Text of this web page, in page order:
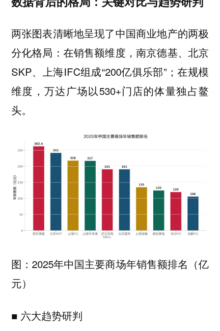
两张图表清晰地呈现了中国商业地产的两极
分化格局：在销售额维度，南京德基、北京
SKP、上海IFC组成“200亿俱乐部”；在规模
维度，万达广场以530+门店的体量独占鳌
头。
图：2025年中国主要商场年销售额排名（亿
元）
■ 六大趋势研判